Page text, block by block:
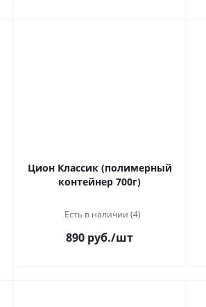
Цион Классик (полимерный
контейнер 700г)
Есть в наличии (4)
890 руб./шт